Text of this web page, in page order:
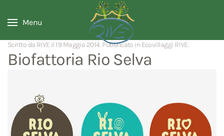
Menu
Scritto da RIVE il 19 Maggio 2014. Pubblicato in Ecovillaggi RIVE.
Biofattoria Rio Selva